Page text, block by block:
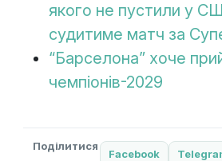
якого не пустили у
судитиме матч за
“Барселона” хоче
чемпіонів-2029
Поділитися
Facebook